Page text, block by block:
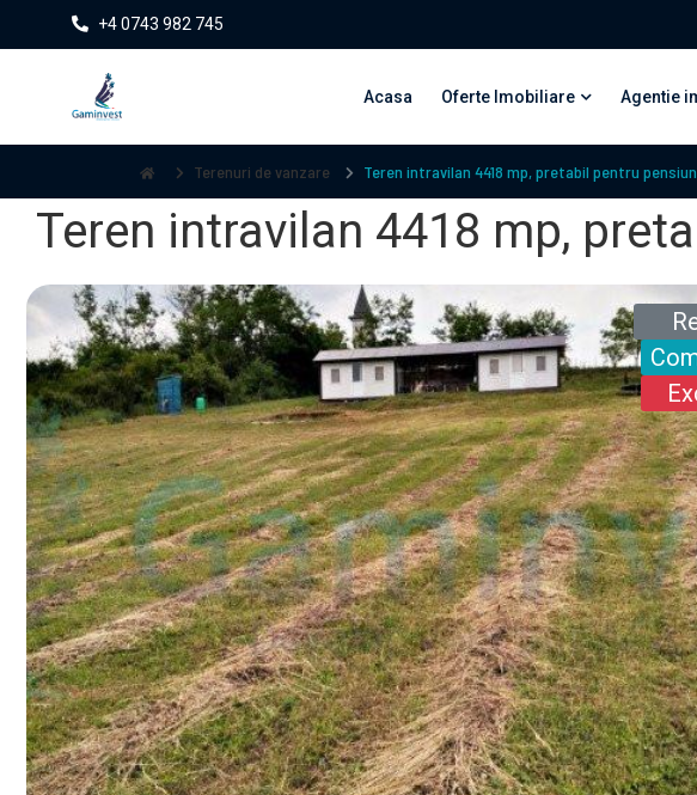
+4 0743 982 745
Acasa Oferte Imobiliare Agentie
Terenuri de vanzare Teren intravilan 4418 mp, pretabil pentru
Teren intravilan 4418 mp,